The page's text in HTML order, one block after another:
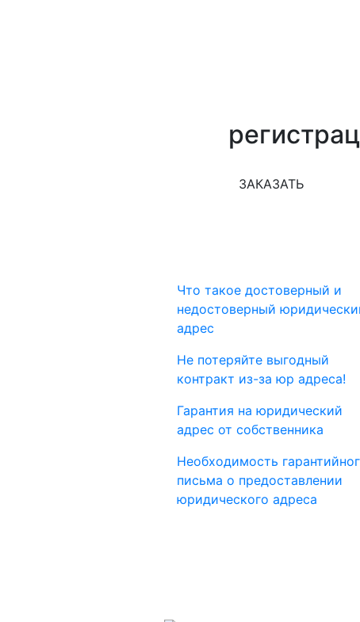
ЗАКАЗАТЬ
Что такое достоверный и
недостоверный
адрес
Не потеряйте выгодный
контракт из-за юр адреса!
Гарантия на юридический
адрес от собственника
Необходимость
письма о предоставлении
юридического адреса